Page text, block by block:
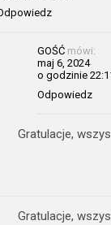
GOŚĆ mówi:
maj 6, 2024
o godzinie
Odpowiedz
Gratulacje,
Gratulacje,